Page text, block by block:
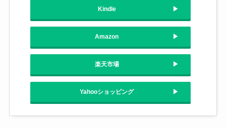
Kindle
Amazon
楽天市場
Yahooショッピング